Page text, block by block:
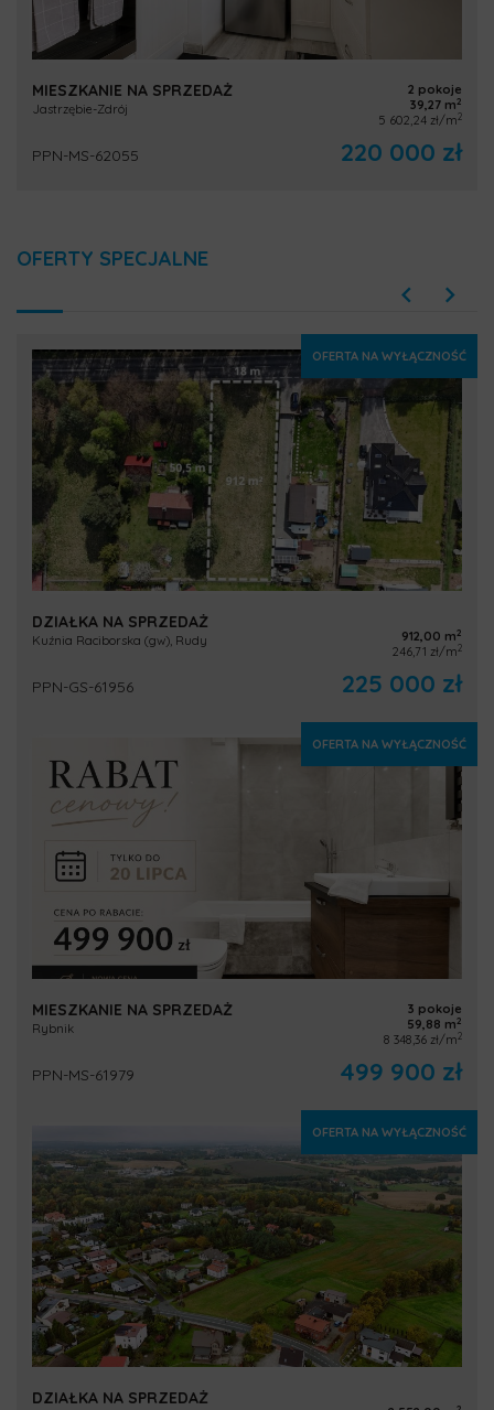
MIESZKANIE NA SPRZEDAŻ
Jastrzębie-Zdrój
2 pokoje
39,27 m2
5 602,24 zł/m 2
PPN-MS-62055 220 000 zł
OFERTY SPECJALNE
OFERTA NA WYŁĄCZNOŚĆ
DZIAŁKA NA SPRZEDAŻ
Kuźnia Raciborska (gw), Rudy 912,00 m2
246,71 zł/m 2
PPN-GS-61956 225 000 zł
OFERTA NA WYŁĄCZNOŚĆ
MIESZKANIE NA SPRZEDAŻ
Rybnik
3 pokoje
59,88 m2
8 348,36 zł/m 2
PPN-MS-61979 499 900 zł
OFERTA NA WYŁĄCZNOŚĆ
DZIAŁKA NA SPRZEDAŻ